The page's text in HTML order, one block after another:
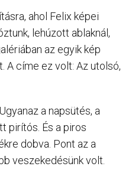
ahol Felix képei
lehúzott ablaknál,
az egyik kép
A címe ez volt: Az utolsó,
a napsütés, a
pirítós. És a piros
dobva. Pont az a
veszekedésünk volt.